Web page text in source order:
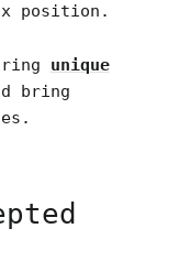
position.
unique
bring